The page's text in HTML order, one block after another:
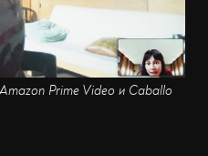
Prime Video и Caballo